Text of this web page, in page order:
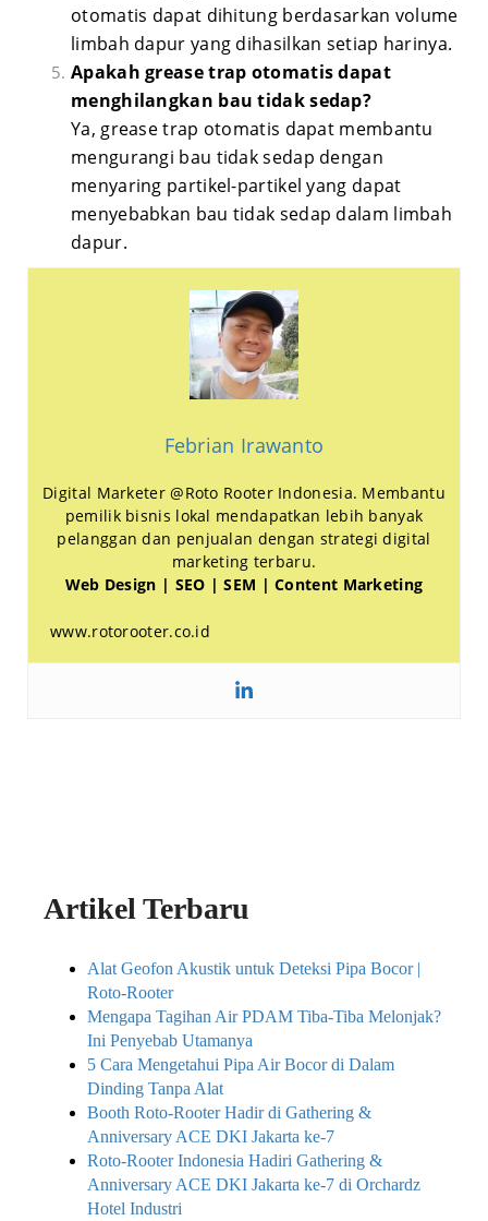
otomatis dapat dihitung berdasarkan volume
limbah dapur yang dihasilkan setiap harinya.
Apakah grease trap otomatis dapat
menghilangkan bau tidak sedap?
Ya, grease trap otomatis dapat membantu
mengurangi bau tidak sedap dengan
menyaring partikel-partikel yang dapat
menyebabkan bau tidak sedap dalam limbah
dapur.
Febrian Irawanto
Digital Marketer @Roto Rooter Indonesia. Membantu
pemilik bisnis lokal mendapatkan lebih banyak
pelanggan dan penjualan dengan strategi digital
marketing terbaru.
Web Design | SEO | SEM | Content Marketing
www.rotorooter.co.id
Artikel Terbaru
Alat Geofon Akustik untuk Deteksi Pipa Bocor |
Roto-Rooter
Mengapa Tagihan Air PDAM Tiba-Tiba Melonjak?
Ini Penyebab Utamanya
5 Cara Mengetahui Pipa Air Bocor di Dalam
Dinding Tanpa Alat
Booth Roto-Rooter Hadir di Gathering &
Anniversary ACE DKI Jakarta ke-7
Roto-Rooter Indonesia Hadiri Gathering &
Anniversary ACE DKI Jakarta ke-7 di Orchardz
Hotel Industri